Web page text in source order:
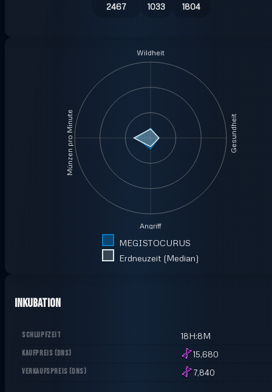
2467 1033 1804
Wildheit
Gesundheit
Angriff
Münzen pro Minute
MEGISTOCURUS
Erdneuzeit (Median)
Inkubation
SCHLUPFZEIT 18H:8M
KAUFPREIS (DNS) 15,680
VERKAUFSPREIS (DNS) 7,840